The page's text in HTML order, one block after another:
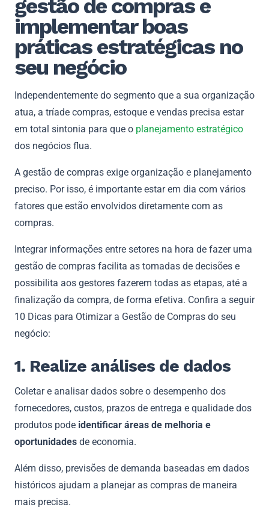
gestão de compras e
implementar boas
práticas estratégicas no
seu negócio
Independentemente do segmento que a sua organização
atua, a tríade compras, estoque e vendas precisa estar
em total sintonia para que o planejamento estratégico
dos negócios flua.
A gestão de compras exige organização e planejamento
preciso. Por isso, é importante estar em dia com vários
fatores que estão envolvidos diretamente com as
compras.
Integrar informações entre setores na hora de fazer uma
gestão de compras facilita as tomadas de decisões e
possibilita aos gestores fazerem todas as etapas, até a
finalização da compra, de forma efetiva. Confira a seguir
10 Dicas para Otimizar a Gestão de Compras do seu
negócio:
1. Realize análises de dados
Coletar e analisar dados sobre o desempenho dos
fornecedores, custos, prazos de entrega e qualidade dos
produtos pode identificar áreas de melhoria e
oportunidades de economia.
Além disso, previsões de demanda baseadas em dados
históricos ajudam a planejar as compras de maneira
mais precisa.